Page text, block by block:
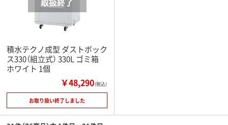
積水テクノ成型 ダストボック
ス330（組立式） 330L ゴミ箱
ホワイト 1個
￥48,290（税込）
お取り扱い終了しました